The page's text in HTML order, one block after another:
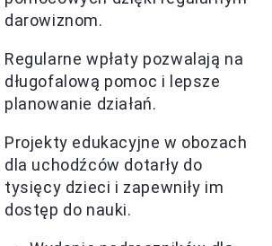
darowiznom.
Regularne wpłaty pozwalają na
długofalową pomoc i lepsze
planowanie działań.
Projekty edukacyjne w obozach
dla uchodźców dotarły do
tysięcy dzieci i zapewniły im
dostęp do nauki.